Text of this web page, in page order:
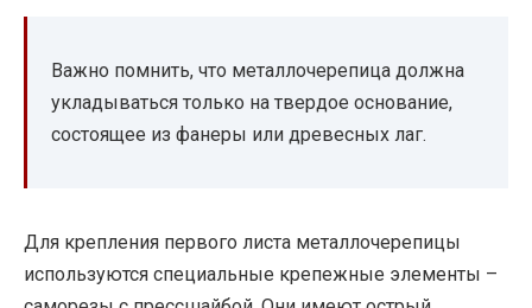
Важно помнить, что металлочерепица должна
укладываться только на твердое основание,
состоящее из фанеры или древесных лаг.
Для крепления первого листа металлочерепицы
используются специальные крепежные элементы –